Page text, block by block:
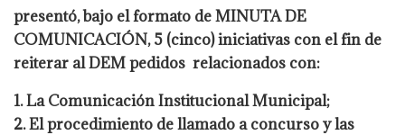
presentó, bajo el formato de MINUTA DE
COMUNICACIÓN, 5 (cinco) iniciativas con el fin de
reiterar al DEM pedidos relacionados con:
1. La Comunicación Institucional Municipal;
2. El procedimiento de llamado a concurso y las